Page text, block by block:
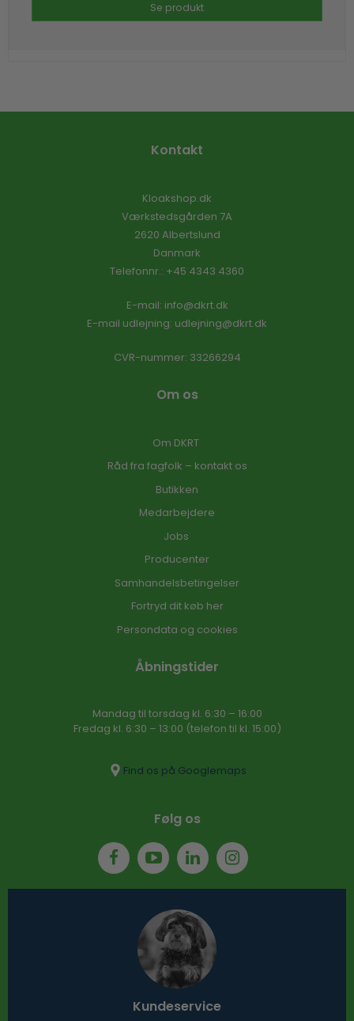
Se produkt
Kontakt
Kloakshop.dk
Værkstedsgården 7A
2620 Albertslund
Danmark
Telefonnr.: +45 4343 4360
E-mail: info@dkrt.dk
E-mail udlejning: udlejning@dkrt.dk
CVR-nummer: 33266294
Om os
Om DKRT
Råd fra fagfolk – kontakt os
Butikken
Medarbejdere
Jobs
Producenter
Samhandelsbetingelser
Fortryd dit køb her
Persondata og cookies
Åbningstider
Mandag til torsdag kl. 6:30 – 16​:00
Fredag kl. 6:30 – 13:00 (telefon til kl. 15:00)​
Find os på Googlemaps
Følg os
Kundeservice